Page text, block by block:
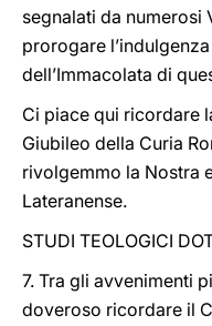
segnalati da numerosi
prorogare
dell’Immacolata di
Ci piace qui ricordare
Giubileo della Curia
rivolgemmo la Nostra
Lateranense.
STUDI TEOLOGICI
7. Tra gli avvenimenti
doveroso ricordare il